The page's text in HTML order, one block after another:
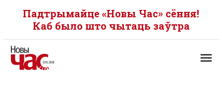
Падтрымайце «Новы Час» сёння!
Каб было што чытаць заўтра